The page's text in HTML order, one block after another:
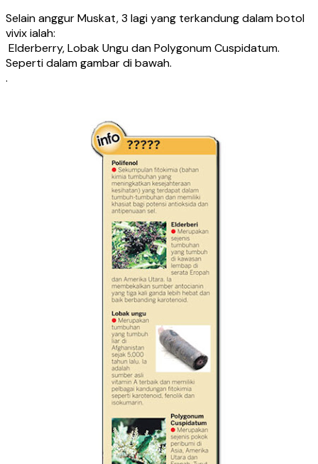
Selain anggur Muskat, 3 lagi yang terkandung dalam botol
vivix ialah:
Elderberry, Lobak Ungu dan Polygonum Cuspidatum.
Seperti dalam gambar di bawah.
.